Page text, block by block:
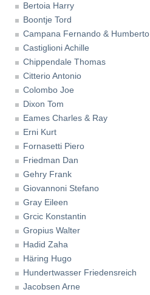
Bertoia Harry
Boontje Tord
Campana Fernando & Humberto
Castiglioni Achille
Chippendale Thomas
Citterio Antonio
Colombo Joe
Dixon Tom
Eames Charles & Ray
Erni Kurt
Fornasetti Piero
Friedman Dan
Gehry Frank
Giovannoni Stefano
Gray Eileen
Grcic Konstantin
Gropius Walter
Hadid Zaha
Häring Hugo
Hundertwasser Friedensreich
Jacobsen Arne